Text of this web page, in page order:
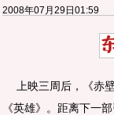
2008年07月29日01:59
上映三周后，《赤壁
《英雄》。距离下一